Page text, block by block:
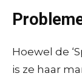
Hoewel de
is ze haar